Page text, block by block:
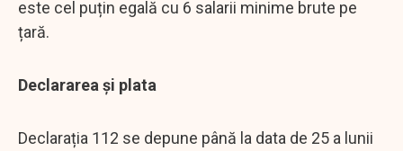
este cel puțin egală cu 6 salarii minime brute pe
țară.
Declararea și plata
Declarația 112 se depune până la data de 25 a lunii